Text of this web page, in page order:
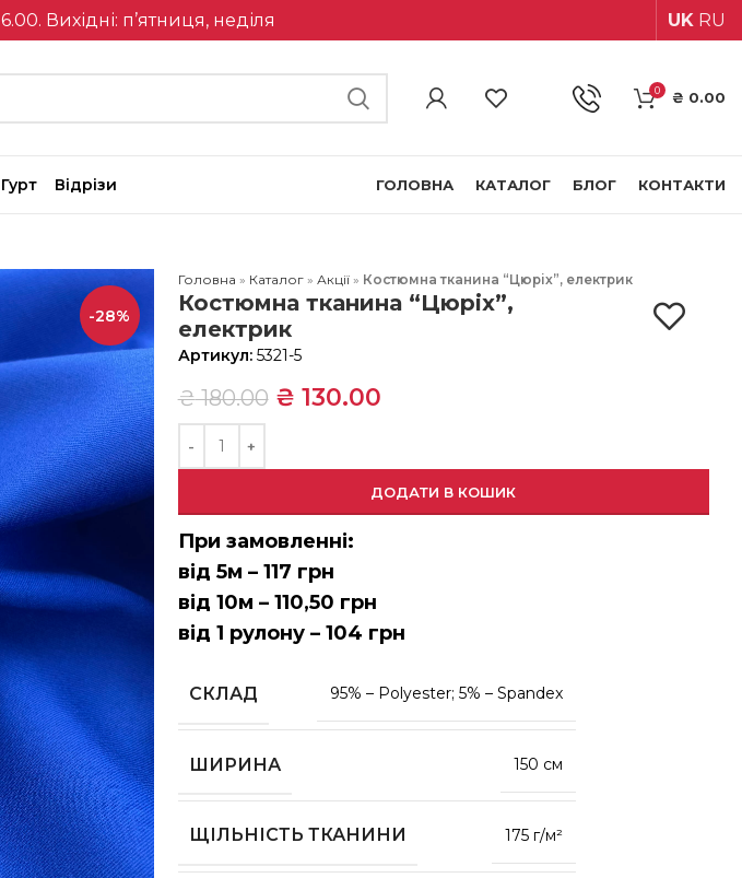
Вихідні: п’ятниця, неділя UK RU
0 ₴ 0.00
Гурт Відрізи ГОЛОВНА КАТАЛОГ БЛОГ КОНТАКТИ
-28%
Головна » Каталог» Акції» Костюмна тканина “Цюріх”, електрик
Костюмна тканина “Цюріх”,
електрик
Артикул: 5321-5
₴180.00 ₴ 130.00
ДОДАТИ В КОШИК
При замовленні:
від 5м – 117 грн
від 10м – 110,50 грн
від 1 рулону – 104 грн
СКЛАД 95% – Polyester; 5% – Spandex
ШИРИНА 150 см
ЩІЛЬНІСТЬ ТКАНИНИ 175 г/м²